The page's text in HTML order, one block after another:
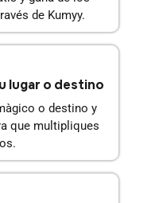
de Kumyy.
lugar o destino
o destino y
que multipliques